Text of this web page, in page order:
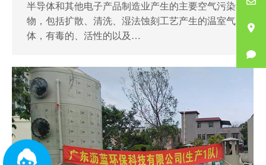
半导体和其他电子产品制造业产生的主要空气污染
物，包括扩散、清洗、湿法蚀刻工艺产生的温室气
体，有毒的、活性的以及…